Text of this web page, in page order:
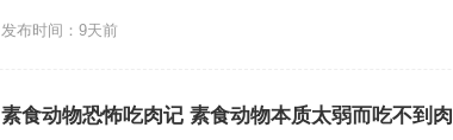
发布时间：9天前
素食动物恐怖吃肉记 素食动物本质太弱而吃不到肉